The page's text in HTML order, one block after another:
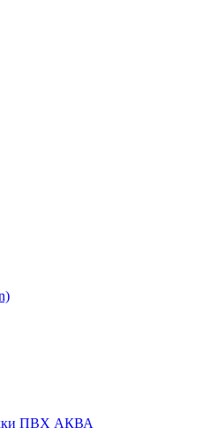
ПВХ АКВА